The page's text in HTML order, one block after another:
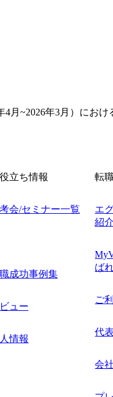
月~2026年3月）にお
立ち情報
会/セミナー一覧
成功事例集
ュー
情報
転
エ
紹介
ば
ご
代
会